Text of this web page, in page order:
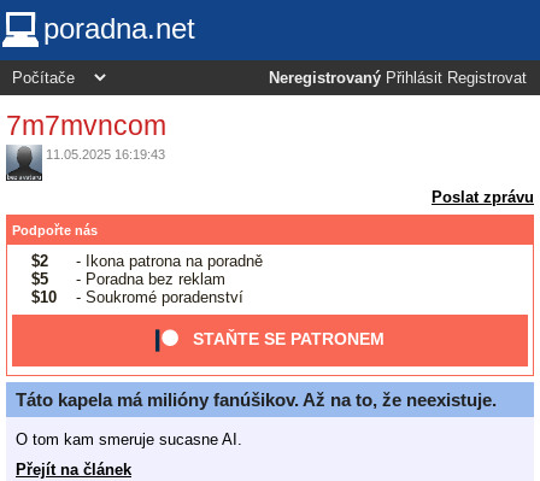
poradna.net
Neregistrovaný Přihlásit Registrovat
7m7mvncom
11.05.2025 16:19:43
Poslat zprávu
Podpořte nás
$2
- Ikona patrona na poradně
$5
- Poradna bez reklam
$10
- Soukromé poradenství
STAŇTE SE PATRONEM
Táto kapela má milióny fanúšikov. Až na to, že neexistuje.
O tom kam smeruje sucasne AI.
Přejít na článek